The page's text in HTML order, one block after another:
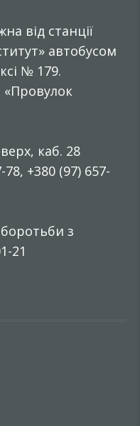
від станції
автобусом
№ 179.
«Провулок
каб. 28
+380 (97) 657-
боротьби з
21